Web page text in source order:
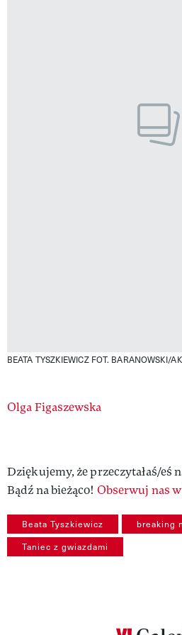
BEATA TYSZKIEWICZ FOT. BARANOWSKI/
Authors
Olga Figaszewska
Dziękujemy, że przeczytałaś/eś
Bądź na bieżąco! Obserwuj nas
Beata Tyszkiewicz breaking
Taniec z gwiazdami